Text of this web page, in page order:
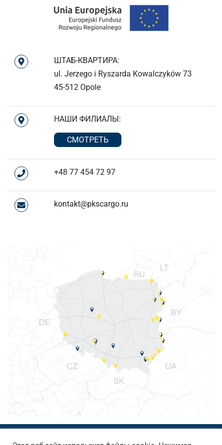
ШТАБ-КВАРТИРА:
ul. Jerzego i Ryszarda Kowalczyków 73
45-512 Opole
НАШИ ФИЛИАЛЫ:
СМОТРЕТЬ
+48 77 454 72 97
kontakt@pkscargo.ru